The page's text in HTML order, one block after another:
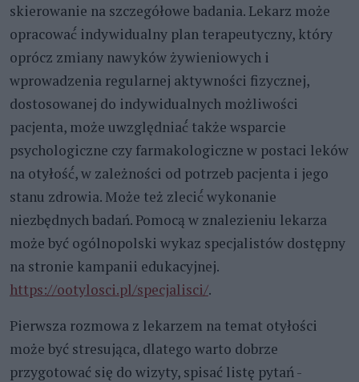
skierowanie na szczegółowe badania. Lekarz może
opracować́ indywidualny plan terapeutyczny, który
oprócz zmiany nawyków żywieniowych i
wprowadzenia regularnej aktywności fizycznej,
dostosowanej do indywidualnych możliwości
pacjenta, może uwzględniać́ także wsparcie
psychologiczne czy farmakologiczne w postaci leków
na otyłość́, w zależności od potrzeb pacjenta i jego
stanu zdrowia. Może też zlecić́ wykonanie
niezbędnych badań. Pomocą w znalezieniu lekarza
może być ogólnopolski wykaz specjalistów dostępny
na stronie kampanii edukacyjnej.
https://ootylosci.pl/specjalisci/.
Pierwsza rozmowa z lekarzem na temat otyłości
może być stresująca, dlatego warto dobrze
przygotować się do wizyty, spisać listę pytań -